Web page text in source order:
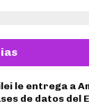
le entrega a
de datos del